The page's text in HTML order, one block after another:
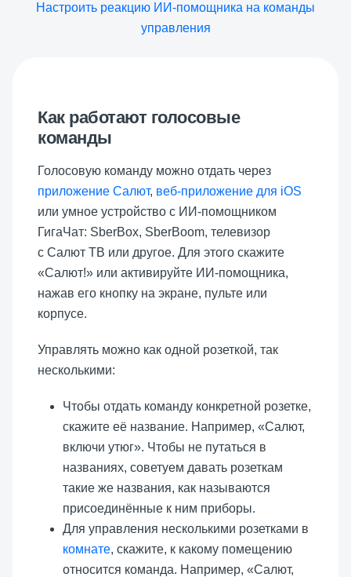
Настроить реакцию ИИ-помощника на команды
управления
Как работают голосовые
команды
Голосовую команду можно отдать через
приложение Салют, веб-приложение для iOS
или умное устройство с ИИ-помощником
ГигаЧат: SberBox, SberBoom, телевизор
с Салют ТВ или другое. Для этого скажите
«Салют!» или активируйте ИИ-помощника,
нажав его кнопку на экране, пульте или
корпусе.
Управлять можно как одной розеткой, так
несколькими:
Чтобы отдать команду конкретной розетке,
скажите её название. Например, «Салют,
включи утюг». Чтобы не путаться в
названиях, советуем давать розеткам
такие же названия, как называются
присоединённые к ним приборы.
Для управления несколькими розетками в
комнате, скажите, к какому помещению
относится команда. Например, «Салют,